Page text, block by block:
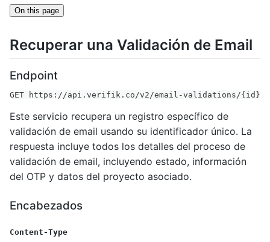
On this page
Recuperar una Validación de Email
Endpoint
GET https://api.verifik.co/v2/email-validations/{id}
Este servicio recupera un registro específico de
validación de email usando su identificador único. La
respuesta incluye todos los detalles del proceso de
validación de email, incluyendo estado, información
del OTP y datos del proyecto asociado.
Encabezados
Content-Type